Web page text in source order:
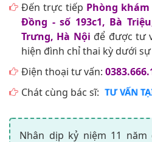
Đến trực tiếp Phòng
Đồng - số 193c1, Bà
Trưng, Hà Nội để được tư
hiện đình chỉ thai kỳ dưới sự
Điện thoại tư vấn:
Chát cùng bác sĩ: TƯ VẤN
Nhân dịp kỷ niệm 11